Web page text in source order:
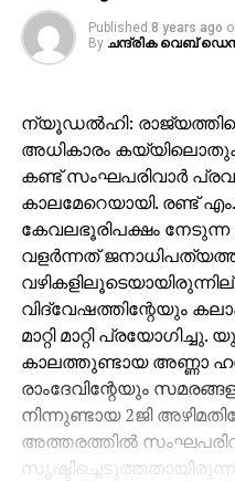
Published 8 years ago
By ചന്ദ്രിക വെബ്
ന്യൂഡല്‍ഹി:
അധികാരം
കണ്ട് സംഘപരിവാര്‍
കാലമേറെയായി. രണ്ട്
കേവലഭൂരിപക്ഷം നേടുന്ന
വളര്‍ന്നത്
വിദ്വേഷത്തിന്റേയും
മാറ്റി മാറ്റി
കാലത്തുണ്ടായ അണ്ണാ
രാംദേവിന്റേയും
നിന്നുണ്ടായ 2ജി
അത്തരത്തില്‍